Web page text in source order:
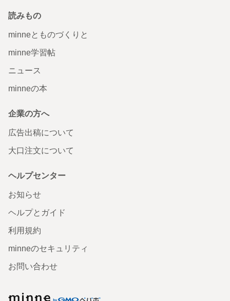
読みもの
minneとものづくりと
minne学習帖
ニュース
minneの本
企業の方へ
広告出稿について
大口注文について
ヘルプセンター
お知らせ
ヘルプとガイド
利用規約
minneのセキュリティ
お問い合わせ